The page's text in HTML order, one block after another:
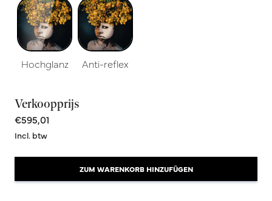
Hochglanz Anti-reflex
Verkoopprijs
€595,01
Incl. btw
ZUM WARENKORB HINZUFÜGEN